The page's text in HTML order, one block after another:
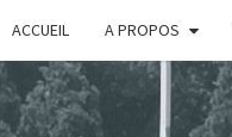
ACCUEIL A PROPOS